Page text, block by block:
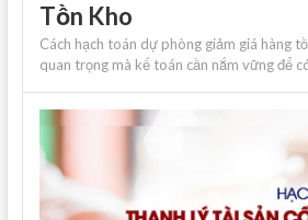
Tồn Kho
Cách hạch toán dự phòng giảm giá hàng
quan trọng mà kế toán cần nắm vững để